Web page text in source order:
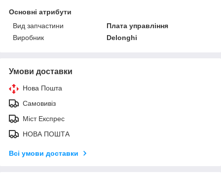
Основні атрибути
Вид запчастини
Плата управління
Виробник
Delonghi
Умови доставки
Нова Пошта
Самовивіз
Міст Експрес
НОВА ПОШТА
Всі умови доставки